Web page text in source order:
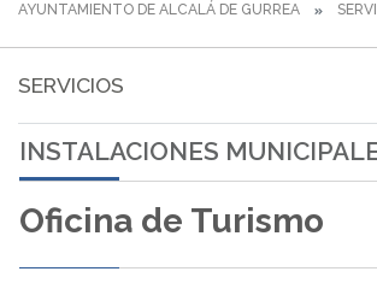
AYUNTAMIENTO DE ALCALÁ DE GURREA
SERVICIOS
INSTALACIONES
Oficina de Turismo